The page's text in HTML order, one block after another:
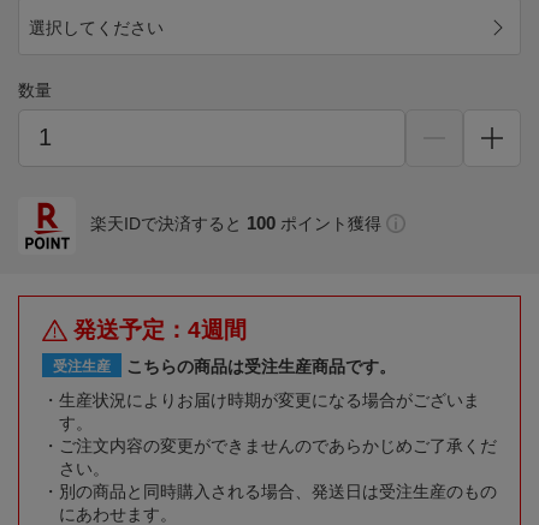
選択してください
数量
楽天IDで決済すると 100 ポイント獲得
発送予定：4週間
受注生産
こちらの商品は受注生産商品です。
生産状況によりお届け時期が変更になる場合がございま
す。
ご注文内容の変更ができませんのであらかじめご了承くだ
さい。
別の商品と同時購入される場合、発送日は受注生産のもの
にあわせます。